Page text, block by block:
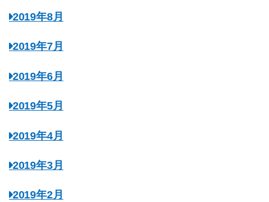
2019年8月
2019年7月
2019年6月
2019年5月
2019年4月
2019年3月
2019年2月